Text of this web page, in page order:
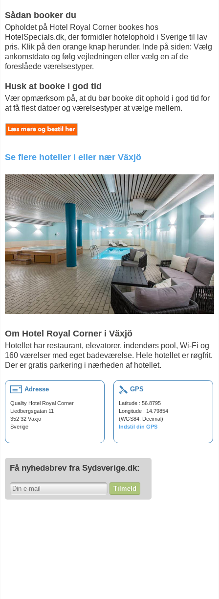
Sådan booker du
Opholdet på Hotel Royal Corner bookes hos
HotelSpecials.dk, der formidler hotelophold i Sverige til lav
pris. Klik på den orange knap herunder. Inde på siden: Vælg
ankomstdato og følg vejledningen eller vælg en af de
foreslåede værelsestyper.
Husk at booke i god tid
Vær opmærksom på, at du bør booke dit ophold i god tid for
at få flest datoer og værelsestyper at vælge mellem.
Se flere hoteller i eller nær Växjö
Om Hotel Royal Corner i Växjö
Hotellet har restaurant, elevatorer, indendørs pool, Wi-Fi og
160 værelser med eget badeværelse. Hele hotellet er røgfrit.
Der er gratis parkering i nærheden af hotellet.
Adresse
Quality Hotel Royal Corner
Liedbergsgatan 11
352 32 Växjö
Sverige
GPS
Latitude : 56.8795
Longitude : 14.79854
(WGS84: Decimal)
Indstil din GPS
Få nyhedsbrev fra Sydsverige.dk:
Tilmeld